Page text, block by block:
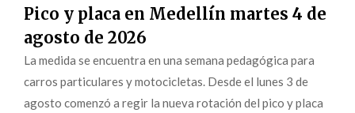
Pico y placa en Medellín martes 4 de
agosto de 2026
La medida se encuentra en una semana pedagógica para
carros particulares y motocicletas. Desde el lunes 3 de
agosto comenzó a regir la nueva rotación del pico y placa